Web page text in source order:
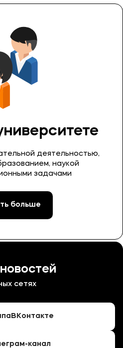
деятельностью,
наукой
задачами
больше
сетях
ВКонтакте
канал